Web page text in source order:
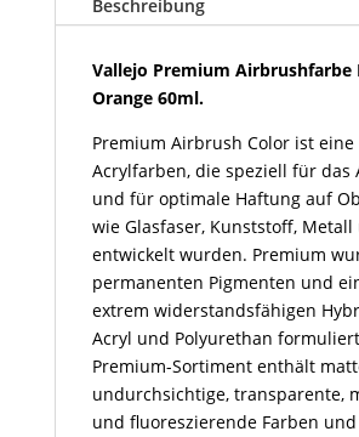
Orange
Menge
Beschreibung
Vallejo Premium Airbrushfarbe
Orange 60ml.
Premium Airbrush Color ist eine
Acrylfarben, die speziell für das
und für optimale Haftung auf
wie Glasfaser, Kunststoff, Metall
entwickelt wurden. Premium
permanenten Pigmenten und
extrem widerstandsfähigen
Acryl und Polyurethan
Premium-Sortiment enthält
undurchsichtige, transparente,
und fluoreszierende Farben